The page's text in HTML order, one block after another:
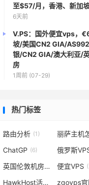
至$57/月，香港、新加
6天前
V.PS：国外便宜vps，
坡/美国CN2 GIA/
银/CN2 GIA/澳大利亚/
房
1周前 (07-29)
热门标签
路由分析 (1)
ChatGP (6) 俄罗斯
英国伦敦机房vps (2)
便宜VPS
HawkHost活动 (2)zgovps官